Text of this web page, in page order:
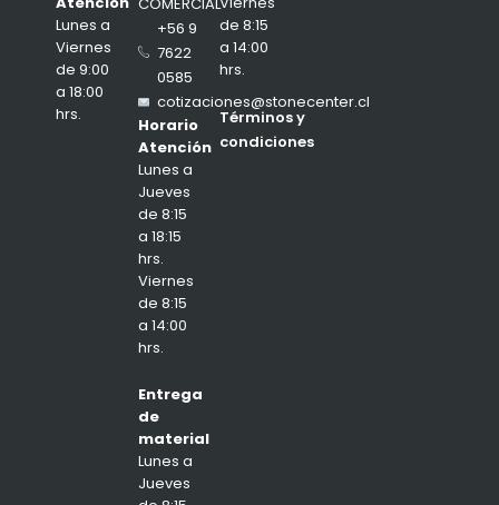
Lunes a
Viernes
de 9:00
a 18:00
hrs.
+56 9
7622
0585
cotizaciones@stonecenter.cl
Horario
Atención
Lunes a
Jueves
de 8:15
a 18:15
hrs.
Viernes
de 8:15
a 14:00
hrs.
Entrega
de
material
Lunes a
Jueves
de 8:15
a 14:00
hrs.
Términos y
condiciones